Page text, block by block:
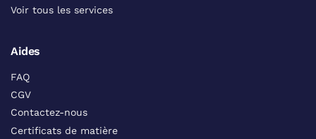
Voir tous les services
Aides
FAQ
CGV
Contactez-nous
Certificats de matière